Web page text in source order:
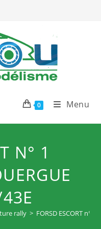
0 Menu
N° 1
rally > FORSD ESCORT n° 1